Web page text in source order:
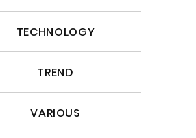
TECHNOLOGY
TREND
VARIOUS